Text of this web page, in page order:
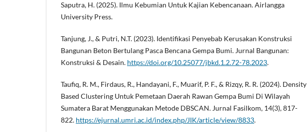
Saputra, H. (2025). Ilmu Kebumian Untuk Kajian Kebencanaan. Airlangga
University Press.
Tanjung, J., & Putri, N.T. (2023). Identifikasi Penyebab Kerusakan Konstruksi
Bangunan Beton Bertulang Pasca Bencana Gempa Bumi. Jurnal Bangunan:
Konstruksi & Desain. https://doi.org/10.25077/jbkd.1.2.72-78.2023.
Taufiq, R. M., Firdaus, R., Handayani, F., Muarif, P. F., & Rizqy, R. R. (2024). Density
Based Clustering Untuk Pemetaan Daerah Rawan Gempa Bumi Di Wilayah
Sumatera Barat Menggunakan Metode DBSCAN. Jurnal Fasilkom, 14(3), 817-
822. https://ejurnal.umri.ac.id/index.php/JIK/article/view/8833.